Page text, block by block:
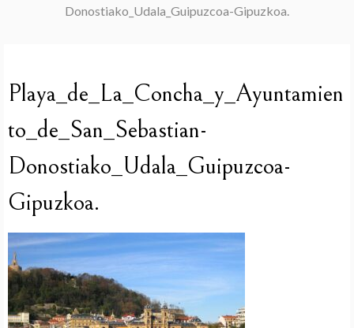
Donostiako_Udala_Guipuzcoa-Gipuzkoa.
Playa_de_La_Concha_y_Ayuntamien
to_de_San_Sebastian-
Donostiako_Udala_Guipuzcoa-
Gipuzkoa.